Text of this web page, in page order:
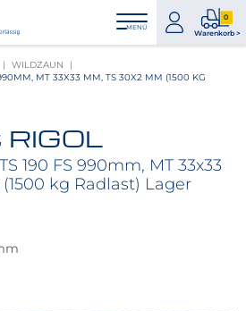
MENÜ
zum
Konto
0
Warenkorb >
0
WILDZAUN
MT 33X33 MM, TS 30X2 MM (1500 KG
190 FS 990mm, MT 33x33
kg Radlast) Lager